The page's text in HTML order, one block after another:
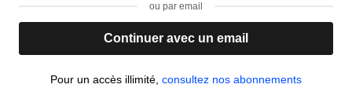
ou par email
Continuer avec un email
Pour un accès illimité, consultez nos abonnements